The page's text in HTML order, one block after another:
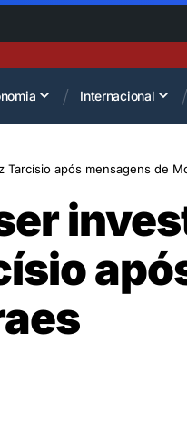
Internacional
Tarcísio após mensagens de